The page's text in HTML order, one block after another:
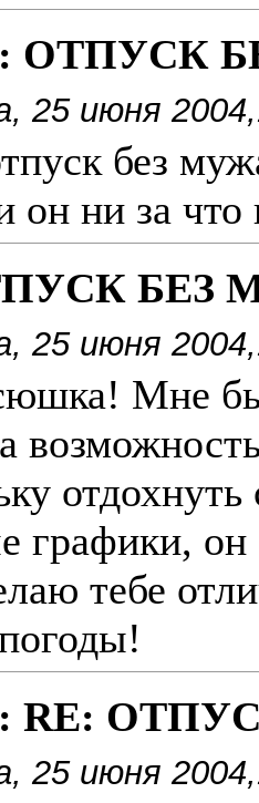
ОТПУСК
25 июня
без
он ни за что
БЕЗ
25 июня
Мне
графики,
тебе
RE:
25 июня